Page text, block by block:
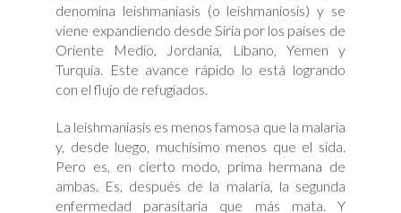
denomina leishmaniasis (o leishmaniosis) y se
viene expandiendo desde Siria por los países de
Oriente Medio, Jordania, Líbano, Yemen y
Turquía. Este avance rápido lo está logrando
con el flujo de refugiados.
La leishmaniasis es menos famosa que la malaria
y, desde luego, muchísimo menos que el sida.
Pero es, en cierto modo, prima hermana de
ambas. Es, después de la malaria, la segunda
enfermedad parasitaria que más mata. Y